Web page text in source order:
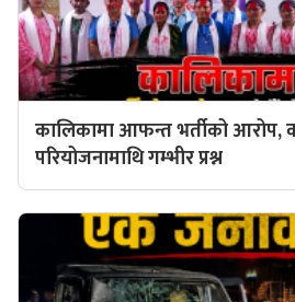
कालिकामा आफन्त भर्तीको आरोप,
परियोजनामाथि गम्भीर प्रश्न